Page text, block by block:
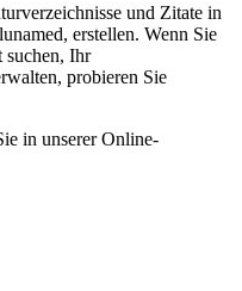
und Zitate in
erstellen. Wenn Sie
suchen, Ihr
probieren Sie
in unserer Online-